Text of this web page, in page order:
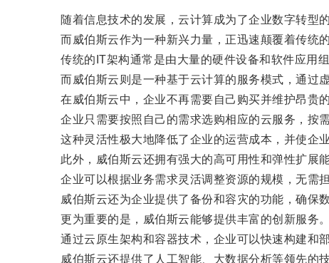
随着信息技术的发展，云计算成为了企业数字转型的
而威伯斯云作为一种新兴力量，正迅速颠覆着传统的
传统的IT架构通常是由大量的硬件设备和软件应用组
而威伯斯云则是一种基于云计算的服务模式，通过虚
在威伯斯云中，企业不再需要自己购买并维护昂贵的
企业只需要按照自己的需求选购相应的云服务，按需
这种灵活性极大地降低了企业的运营成本，并使企业
此外，威伯斯云还拥有强大的高可用性和弹性扩展能
企业可以根据业务需求灵活调整资源的规模，无需担
威伯斯云还为企业提供了备份和容灾的功能，确保数
更为重要的是，威伯斯云能够提供丰富的创新服务。
通过云原生架构和容器技术，企业可以快速构建和部
威伯斯云还提供了人工智能、大数据分析等领先的技